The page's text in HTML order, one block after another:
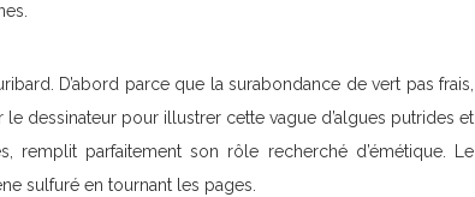
D’abord parce que la surabondance de vert pas frais,
dessinateur pour illustrer cette vague d’algues putrides et
remplit parfaitement son rôle recherché d’émétique. Le
sulfuré en tournant les pages.